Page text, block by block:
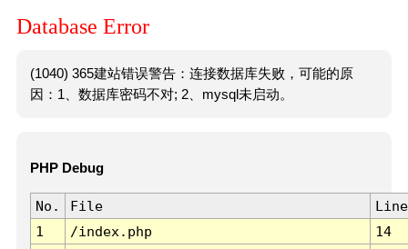
Database Error
(1040) 365建站错误警告：连接数据库失败，可能的原
因：1、数据库密码不对; 2、mysql未启动。
PHP Debug
No. File
Line
1
/index.php 14